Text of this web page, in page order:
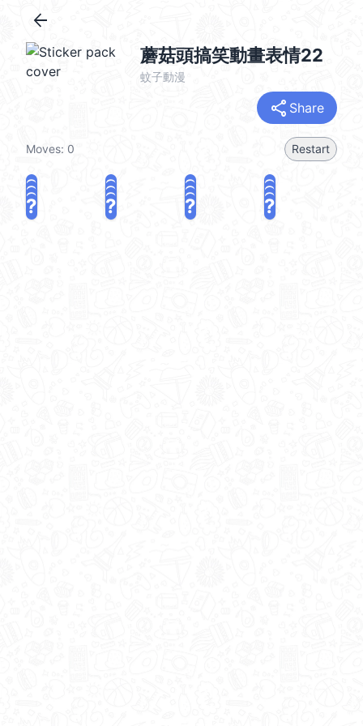
arrow_back
蘑菇頭搞笑動畫表情22
蚊子動漫
share Share
Moves: 0 Restart
? ? ? ?
? ? ? ?
? ? ? ?
? ? ? ?